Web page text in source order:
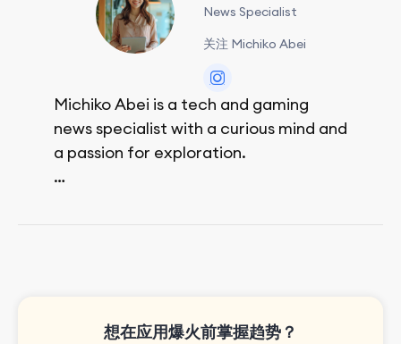
News Specialist
关注 Michiko Abei
Michiko Abei is a tech and gaming
news specialist with a curious mind and
a passion for exploration.
想在应用爆火前掌握趋势？